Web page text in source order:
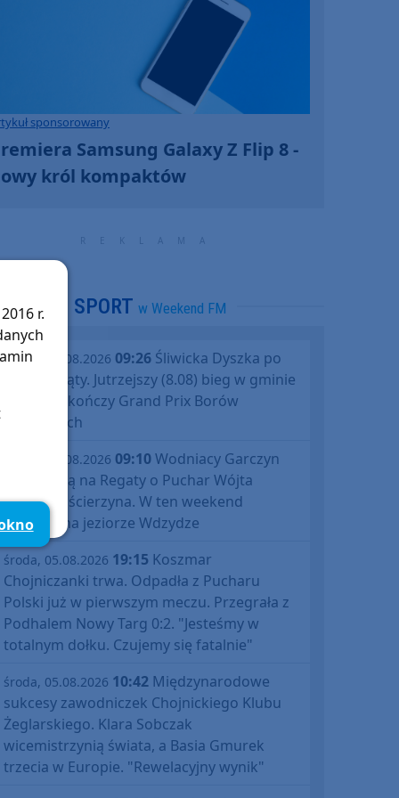
sponsorowany
Samsung Galaxy Z Flip 8 -
król kompaktów
SPORT w Weekend FM
piątek, 07.08.2026 09:26 Śliwicka Dyszka po
raz dziesiąty. Jutrzejszy (8.08) bieg w gminie
Śliwice zakończy Grand Prix Borów
Tucholskich
piątek, 07.08.2026 09:10Wodniacy Garczyn
zapraszają na Regaty o Puchar Wójta
Gminy Kościerzyna. W ten weekend
impreza na jeziorze Wdzydze
środa, 05.08.2026 19:15 Koszmar
Chojniczanki trwa. Odpadła z Pucharu
Polski już w pierwszym meczu. Przegrała z
Podhalem Nowy Targ 0:2. "Jesteśmy w
totalnym dołku. Czujemy się fatalnie"
środa, 05.08.2026 10:42 Międzynarodowe
sukcesy zawodniczek Chojnickiego Klubu
Żeglarskiego. Klara Sobczak
wicemistrzynią świata, a Basia Gmurek
trzecia w Europie. "Rewelacyjny wynik"
r.